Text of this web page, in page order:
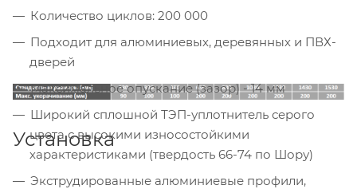
Количество циклов: 200 000
Подходит для алюминиевых, деревянных и ПВХ-
дверей
Максимальное опускание (зазор) - 14 мм
Широкий сплошной ТЭП-уплотнитель серого
цвета с высокими износостойкими
характеристиками (твердость 66-74 по Шору)
Экструдированные алюминиевые профили,
Установка